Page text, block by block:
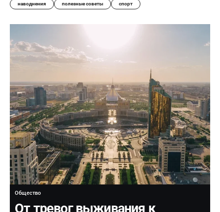
наводнения
полезные советы спорт
Общество
От тревог выживания к